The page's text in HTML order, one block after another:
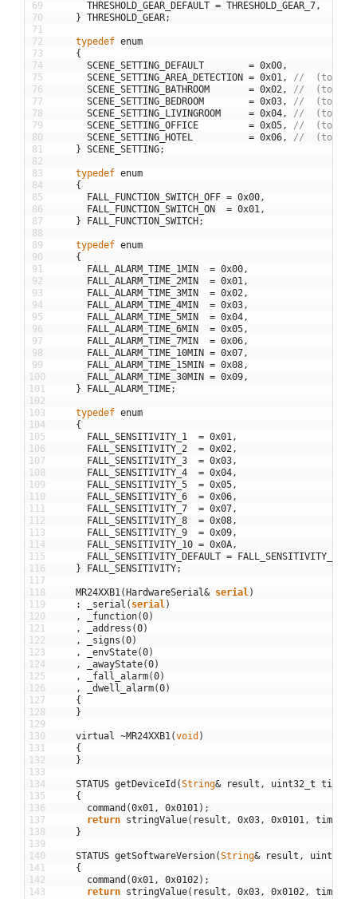
69
70
71
72
73
74
75
76
77
78
79
80
81
82
83
84
85
86
87
88
89
90
91
92
93
94
95
96
97
98
99
100
101
102
103
104
105
106
107
108
109
110
111
112
113
114
115
116
117
118
119
120
121
122
123
124
125
126
127
128
129
130
131
132
133
134
135
136
137
138
139
140
141
142
143
THRESHOLD_GEAR_DEFAULT = THRESHOLD_GEAR_7,
} THRESHOLD_GEAR;
typedef enum
{
SCENE_SETTING_DEFAULT
= 0x00,
SCENE_SETTING_AREA_DETECTION = 0x01,
//  (top
SCENE_SETTING_BATHROOM
= 0x02,
//  (top
SCENE_SETTING_BEDROOM
= 0x03,
//  (top
SCENE_SETTING_LIVINGROOM
= 0x04,
//  (top
SCENE_SETTING_OFFICE
= 0x05,
//  (top
SCENE_SETTING_HOTEL
= 0x06,
//  (top
} SCENE_SETTING;
typedef enum
{
FALL_FUNCTION_SWITCH_OFF = 0x00,
FALL_FUNCTION_SWITCH_ON
= 0x01,
}
FALL_FUNCTION_SWITCH ;
typedef enum
{
FALL_ALARM_TIME_1MIN
= 0x00,
FALL_ALARM_TIME_2MIN
= 0x01,
FALL_ALARM_TIME_3MIN
= 0x02,
FALL_ALARM_TIME_4MIN
= 0x03,
FALL_ALARM_TIME_5MIN
= 0x04,
FALL_ALARM_TIME_6MIN
= 0x05,
FALL_ALARM_TIME_7MIN
= 0x06,
FALL_ALARM_TIME_10MIN = 0x07,
FALL_ALARM_TIME_15MIN = 0x08,
FALL_ALARM_TIME_30MIN = 0x09,
}
FALL_ALARM_TIME;
typedef enum
{
FALL_SENSITIVITY_1
= 0x01,
FALL_SENSITIVITY_2
= 0x02,
FALL_SENSITIVITY_3
= 0x03,
FALL_SENSITIVITY_4
= 0x04,
FALL_SENSITIVITY_5
= 0x05,
FALL_SENSITIVITY_6
= 0x06,
FALL_SENSITIVITY_7
= 0x07,
FALL_SENSITIVITY_8
= 0x08,
FALL_SENSITIVITY_9
= 0x09,
FALL_SENSITIVITY_10 = 0x0A,
FALL_SENSITIVITY_DEFAULT = FALL_SENSITIVITY_4
}
FALL_SENSITIVITY;
MR24XXB1( HardwareSerial& serial)
:
_serial ( serial)
,
_function(0)
,
_address (0)
,
_signs (0)
,
_envState(0)
,
_awayState(0)
,
_fall_alarm(0)
,
_dwell_alarm(0)
{
}
virtual ~MR24XXB1(void )
{
}
STATUS getDeviceId (String& result , uint32 t
{
command (0x01, 0x0101) ;
return stringValue( result , 0x03, 0x0101, timeout
}
STATUS getSoftwareVersion(String& result , uint32
{
command (0x01, 0x0102) ;
return stringValue( result , 0x03, 0x0102, timeout